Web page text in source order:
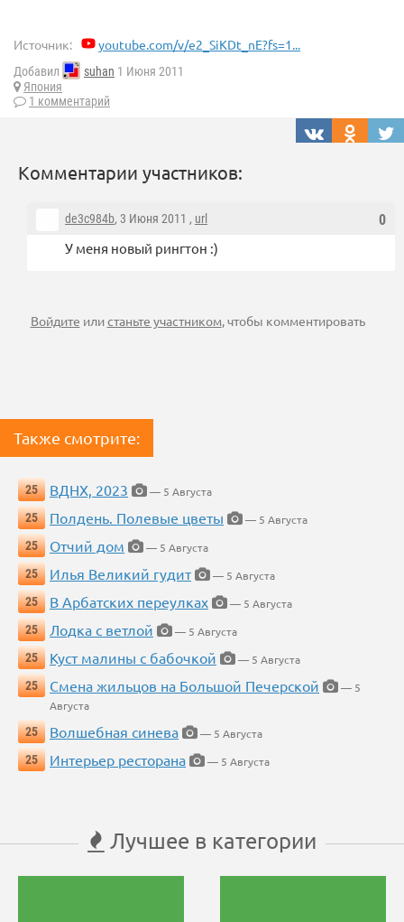
Источник: youtube.com/v/e2_SiKDt_nE?fs=1...
Добавил suhan 1 Июня 2011
Япония
1 комментарий
Комментарии участников:
0
de3c984b, 3 Июня 2011 , url
У меня новый рингтон :)
Войдите илистаньте участником, чтобы комментировать
Также смотрите:
25 ВДНХ, 2023
— 5 Августа
25
Полдень. Полевые цветы
— 5 Августа
25
Отчий дом
— 5 Августа
25
Илья Великий гудит
— 5 Августа
25
В Арбатских переулках
— 5 Августа
25
Лодка с ветлой
— 5 Августа
25
Куст малины с бабочкой
— 5 Августа
25
Смена жильцов на Большой Печерской
— 5
Августа
25
Волшебная синева
— 5 Августа
25
Интерьер ресторана — 5 Августа
Лучшее в категории